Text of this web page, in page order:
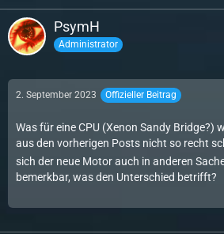
PsymH
Administrator
2. September 2023 Offizieller Beitrag
Was für eine CPU (Xenon Sandy Bridge?)
aus den vorherigen Posts nicht so recht
sich der neue Motor auch in anderen
bemerkbar, was den Unterschied betrifft?